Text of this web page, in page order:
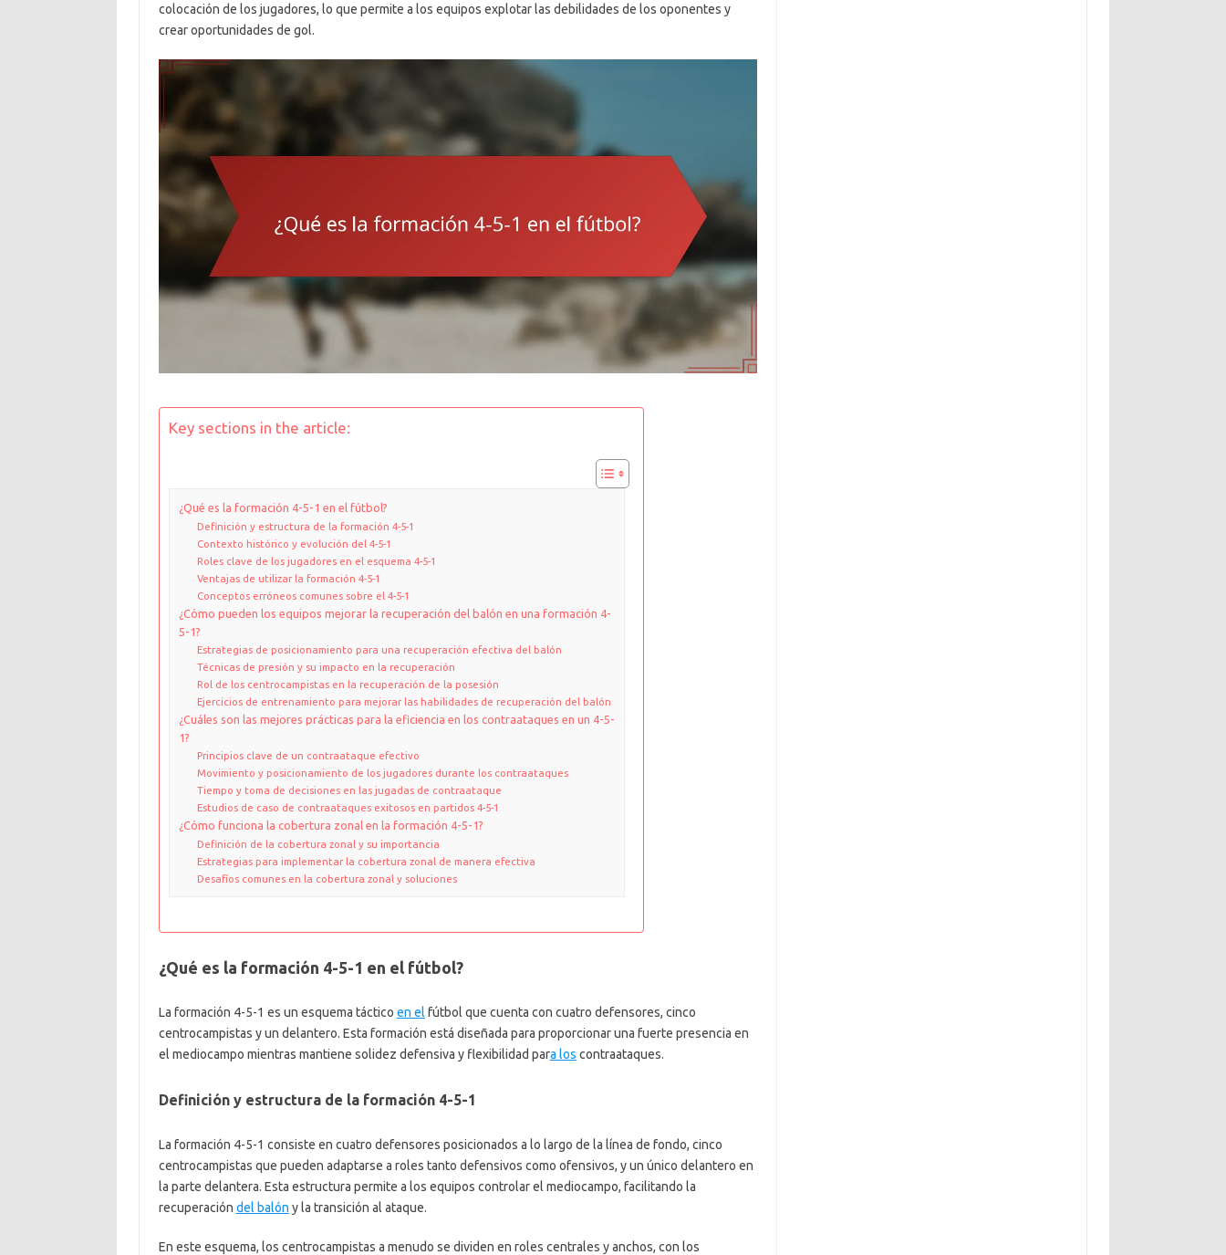
colocación de los jugadores, lo que permite a los equipos explotar las debilidades de los oponentes y
crear oportunidades de gol.
Key sections in the article:
¿Qué es la formación 4-5-1 en el fútbol?
Definición y estructura de la formación 4-5-1
Contexto histórico y evolución del 4-5-1
Roles clave de los jugadores en el esquema 4-5-1
Ventajas de utilizar la formación 4-5-1
Conceptos erróneos comunes sobre el 4-5-1
¿Cómo pueden los equipos mejorar la recuperación del balón en una formación 4-
5-1?
Estrategias de posicionamiento para una recuperación efectiva del balón
Técnicas de presión y su impacto en la recuperación
Rol de los centrocampistas en la recuperación de la posesión
Ejercicios de entrenamiento para mejorar las habilidades de recuperación del balón
¿Cuáles son las mejores prácticas para la eficiencia en los contraataques en un 4-5-
1?
Principios clave de un contraataque efectivo
Movimiento y posicionamiento de los jugadores durante los contraataques
Tiempo y toma de decisiones en las jugadas de contraataque
Estudios de caso de contraataques exitosos en partidos 4-5-1
¿Cómo funciona la cobertura zonal en la formación 4-5-1?
Definición de la cobertura zonal y su importancia
Estrategias para implementar la cobertura zonal de manera efectiva
Desafíos comunes en la cobertura zonal y soluciones
¿Qué es la formación 4-5-1 en el fútbol?
La formación 4-5-1 es un esquema táctico en el fútbol que cuenta con cuatro defensores, cinco
centrocampistas y un delantero. Esta formación está diseñada para proporcionar una fuerte presencia en
el mediocampo mientras mantiene solidez defensiva y flexibilidad para los contraataques.
Definición y estructura de la formación 4-5-1
La formación 4-5-1 consiste en cuatro defensores posicionados a lo largo de la línea de fondo, cinco
centrocampistas que pueden adaptarse a roles tanto defensivos como ofensivos, y un único delantero en
la parte delantera. Esta estructura permite a los equipos controlar el mediocampo, facilitando la
recuperación del balón y la transición al ataque.
En este esquema, los centrocampistas a menudo se dividen en roles centrales y anchos, con los